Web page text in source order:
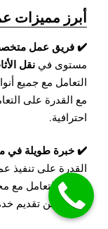
أبرز مميزات
✔️ فريق عمل
مستوى في نقل
التعامل مع جميع
مع القدرة على
احترافية.
✔️ خبرة طويلة في
القدرة على تنفيذ
بكيفية التعامل
مما يضمن تقديم